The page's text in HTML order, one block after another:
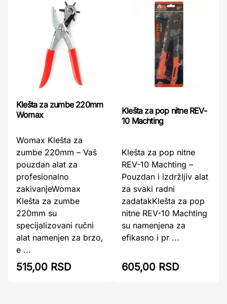
Klešta za zumbe 220mm
Womax
Womax Klešta za
zumbe 220mm – Vaš
pouzdan alat za
profesionalno
zakivanjeWomax
Klešta za zumbe
220mm su
specijalizovani ručni
alat namenjen za brzo,
e ...
515,00 RSD
Klešta za pop nitne REV-
10 Machting
Klešta za pop nitne
REV-10 Machting –
Pouzdan i izdržljiv alat
za svaki radni
zadatakKlešta za pop
nitne REV-10 Machting
su namenjena za
efikasno i pr ...
605,00 RSD